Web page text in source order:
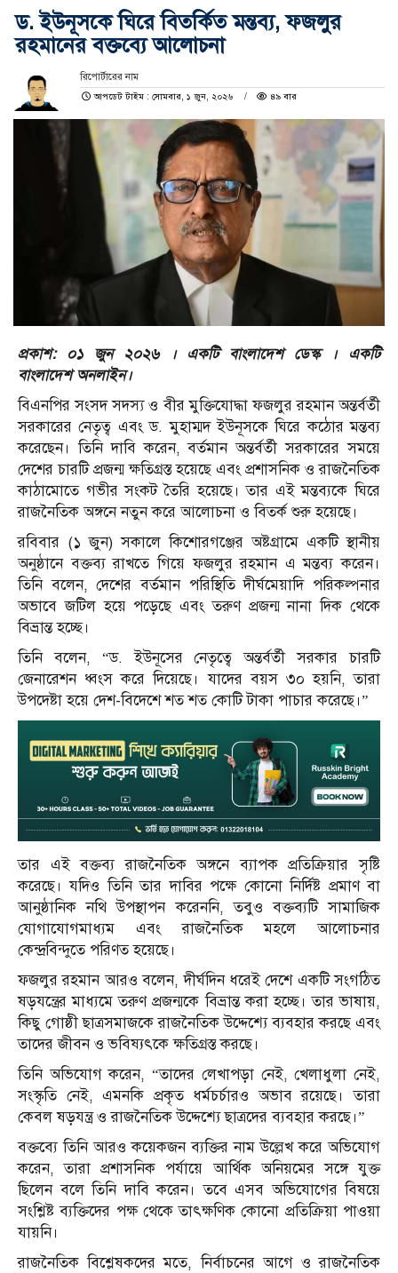
ড. ইউনূসকে ঘিরে বিতর্কিত মন্তব্য, ফজলুর
রহমানের বক্তব্যে আলোচনা
রিপোর্টারের নাম
আপডেট টাইম : সোমবার, ১ জুন, ২০২৬
৪৯ বার
প্রকাশ: ০১ জুন ২০২৬ । একটি বাংলাদেশ ডেস্ক । একটি
বাংলাদেশ অনলাইন।
বিএনপির সংসদ সদস্য ও বীর মুক্তিযোদ্ধা ফজলুর রহমান অন্তর্বর্তী
সরকারের নেতৃত্ব এবং ড. মুহাম্মদ ইউনূসকে ঘিরে কঠোর মন্তব্য
করেছেন। তিনি দাবি করেন, বর্তমান অন্তর্বর্তী সরকারের সময়ে
দেশের চারটি প্রজন্ম ক্ষতিগ্রস্ত হয়েছে এবং প্রশাসনিক ও রাজনৈতিক
কাঠামোতে গভীর সংকট তৈরি হয়েছে। তার এই মন্তব্যকে ঘিরে
রাজনৈতিক অঙ্গনে নতুন করে আলোচনা ও বিতর্ক শুরু হয়েছে।
রবিবার (১ জুন) সকালে কিশোরগঞ্জের অষ্টগ্রামে একটি স্থানীয়
অনুষ্ঠানে বক্তব্য রাখতে গিয়ে ফজলুর রহমান এ মন্তব্য করেন।
তিনি বলেন, দেশের বর্তমান পরিস্থিতি দীর্ঘমেয়াদি পরিকল্পনার
অভাবে জটিল হয়ে পড়েছে এবং তরুণ প্রজন্ম নানা দিক থেকে
বিভ্রান্ত হচ্ছে।
তিনি বলেন, “ড. ইউনূসের নেতৃত্বে অন্তর্বর্তী সরকার চারটি
জেনারেশন ধ্বংস করে দিয়েছে। যাদের বয়স ৩০ হয়নি, তারা
উপদেষ্টা হয়ে দেশ-বিদেশে শত শত কোটি টাকা পাচার করেছে।”
তার এই বক্তব্য রাজনৈতিক অঙ্গনে ব্যাপক প্রতিক্রিয়ার সৃষ্টি
করেছে। যদিও তিনি তার দাবির পক্ষে কোনো নির্দিষ্ট প্রমাণ বা
আনুষ্ঠানিক নথি উপস্থাপন করেননি, তবুও বক্তব্যটি সামাজিক
যোগাযোগমাধ্যম এবং রাজনৈতিক মহলে আলোচনার
কেন্দ্রবিন্দুতে পরিণত হয়েছে।
ফজলুর রহমান আরও বলেন, দীর্ঘদিন ধরেই দেশে একটি সংগঠিত
ষড়যন্ত্রের মাধ্যমে তরুণ প্রজন্মকে বিভ্রান্ত করা হচ্ছে। তার ভাষায়,
কিছু গোষ্ঠী ছাত্রসমাজকে রাজনৈতিক উদ্দেশ্যে ব্যবহার করছে এবং
তাদের জীবন ও ভবিষ্যৎকে ক্ষতিগ্রস্ত করছে।
তিনি অভিযোগ করেন, “তাদের লেখাপড়া নেই, খেলাধুলা নেই,
সংস্কৃতি নেই, এমনকি প্রকৃত ধর্মচর্চারও অভাব রয়েছে। তারা
কেবল ষড়যন্ত্র ও রাজনৈতিক উদ্দেশ্যে ছাত্রদের ব্যবহার করছে।”
বক্তব্যে তিনি আরও কয়েকজন ব্যক্তির নাম উল্লেখ করে অভিযোগ
করেন, তারা প্রশাসনিক পর্যায়ে আর্থিক অনিয়মের সঙ্গে যুক্ত
ছিলেন বলে তিনি দাবি করেন। তবে এসব অভিযোগের বিষয়ে
সংশ্লিষ্ট ব্যক্তিদের পক্ষ থেকে তাৎক্ষণিক কোনো প্রতিক্রিয়া পাওয়া
যায়নি।
রাজনৈতিক বিশ্লেষকদের মতে, নির্বাচনের আগে ও রাজনৈতিক